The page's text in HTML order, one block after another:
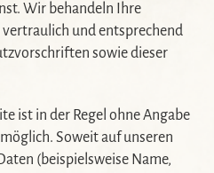
Wir behandeln Ihre
und entsprechend
sowie dieser
ist in der Regel ohne Angabe
Soweit auf unseren
(beispielsweise Name,